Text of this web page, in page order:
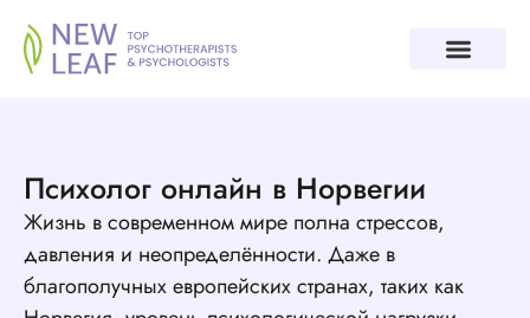
Психолог онлайн в Норвегии
Жизнь в современном мире полна стрессов,
давления и неопределённости. Даже в
благополучных европейских странах, таких как